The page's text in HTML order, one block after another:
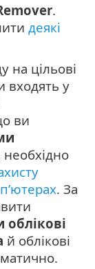
.
деякі
на цільові
входять у
ви
необхідно
. За
й облікові